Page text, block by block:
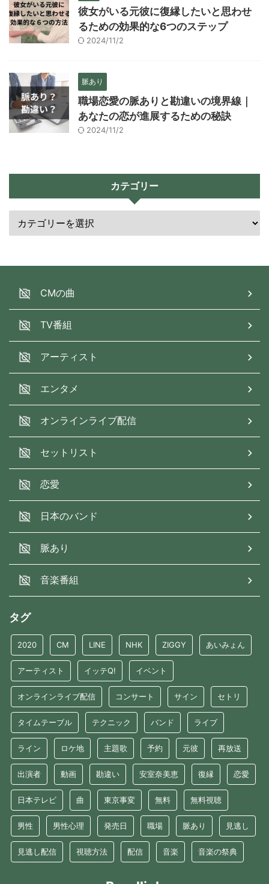
彼女がいる元彼に復縁したいと思わせ
るための効果的な6つのステップ
2024/11/2
脈あり
職場恋愛の脈ありと勘違いの境界線｜
あなたの恋が進展するための秘訣
2024/11/2
カテゴリー
CMの曲
TV番組
アーティスト
エンタメ
オンラインライブ配信
セットリスト
恋愛
日本のバンド
脈あり
音楽番組
タグ
2020 CM LINE NHK ZIGGY あいみょん
アーティスト イッテQ! イベント
オンラインライブ配信 コンサート サイン セトリ
タイムテーブル テクニック バンド ライブ
ライン ロケ地 主題歌 予約 元彼 再放送
出演者 動画 勘違い 安室奈美恵 復縁 恋愛
日本テレビ 曲 東京事変 無料 無料視聴
男性 男性心理 発売日 職場 脈あり 見逃し
見逃し配信 視聴方法 配信 音楽 音楽の祭典